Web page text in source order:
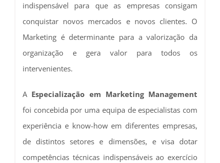
indispensável para que as empresas consigam
conquistar novos mercados e novos clientes. O
Marketing é determinante para a valorização da
organização e gera valor para todos os
intervenientes.
A Especialização em Marketing Management
foi concebida por uma equipa de especialistas com
experiência e know-how em diferentes empresas,
de distintos setores e dimensões, e visa dotar
competências técnicas indispensáveis ao exercício